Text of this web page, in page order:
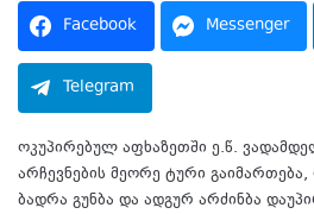
Facebook Messenger
Telegram
ოკუპირებულ აფხაზეთში ე.წ.
არჩევნების მეორე ტური
ბადრა გუნბა და ადგურ არძინბა